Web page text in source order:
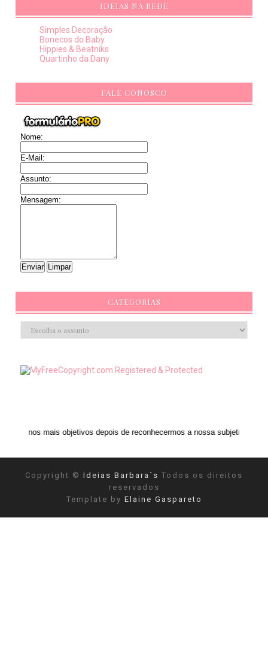
IDEIAS NA REDE
Simples Decoração
Bonecos do Baby
Hippies & Beatniks
Quartinho da Dany
FALE CONOSCO
Nome:
E-Mail:
Assunto:
Mensagem:
CATEGORIAS
objetivos depois de reconhecermos a nossa subjetividade." ANAIS NIN
Copyright © Ideias Barbara´s Todos os direitos
reservados
Template by Elaine Gaspareto